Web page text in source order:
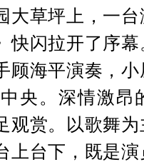
大草坪上，一
快闪拉开了序
顾海平演奏，
央。深情激昂
观赏。以歌舞
上台下，既是